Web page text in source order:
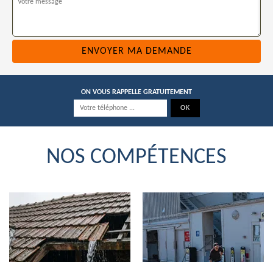
ON VOUS RAPPELLE GRATUITEMENT
NOS COMPÉTENCES